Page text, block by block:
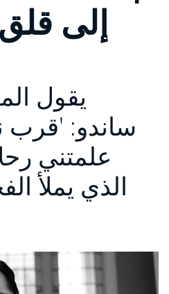
يقول
ساندو: 'قرب
علمتني
الذي يملأ